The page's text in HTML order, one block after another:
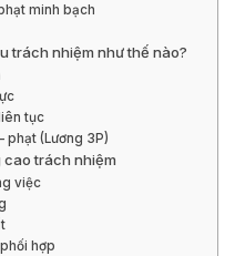
minh bạch
trách nhiệm như thế nào?
tục
phạt (Lương 3P)
cao trách nhiệm
việc
hợp